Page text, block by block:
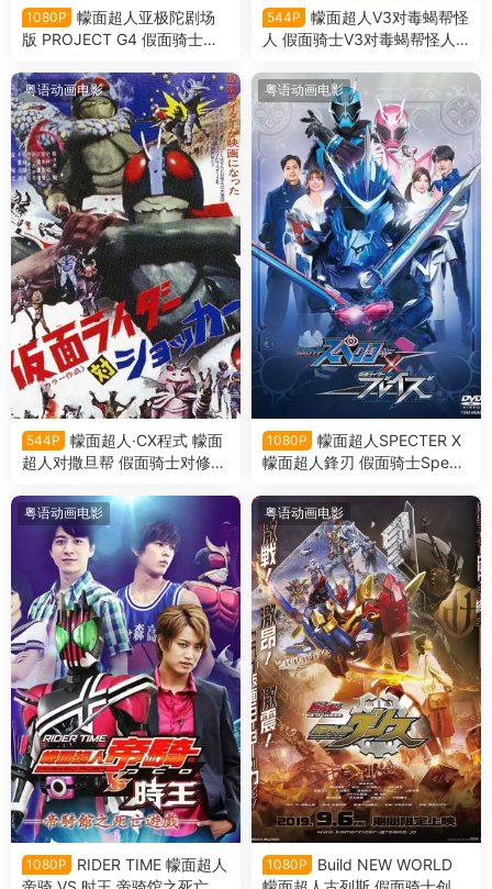
1080P
幪面超人亚极陀剧场
版 PROJECT G4 假面骑士亚
544P
幪面超人V3对毒蝎帮怪
人 假面骑士V3对毒蝎帮怪人
粤语动画电影
544P
幪面超人·CX程式 幪面
超人对撒旦帮 假面骑士对修卡
粤语动画电影
1080P
幪面超人SPECTER X
幪面超人鋒刃 假面骑士Spect
粤语动画电影
1080P
RIDER TIME 幪面超人
粤语动画电影
1080P
Build NEW WORLD